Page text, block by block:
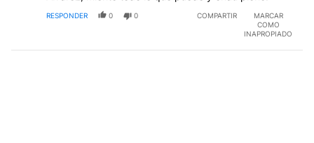
RESPONDER 0 0 COMPARTIR
MARCAR
COMO
INAPROPIADO